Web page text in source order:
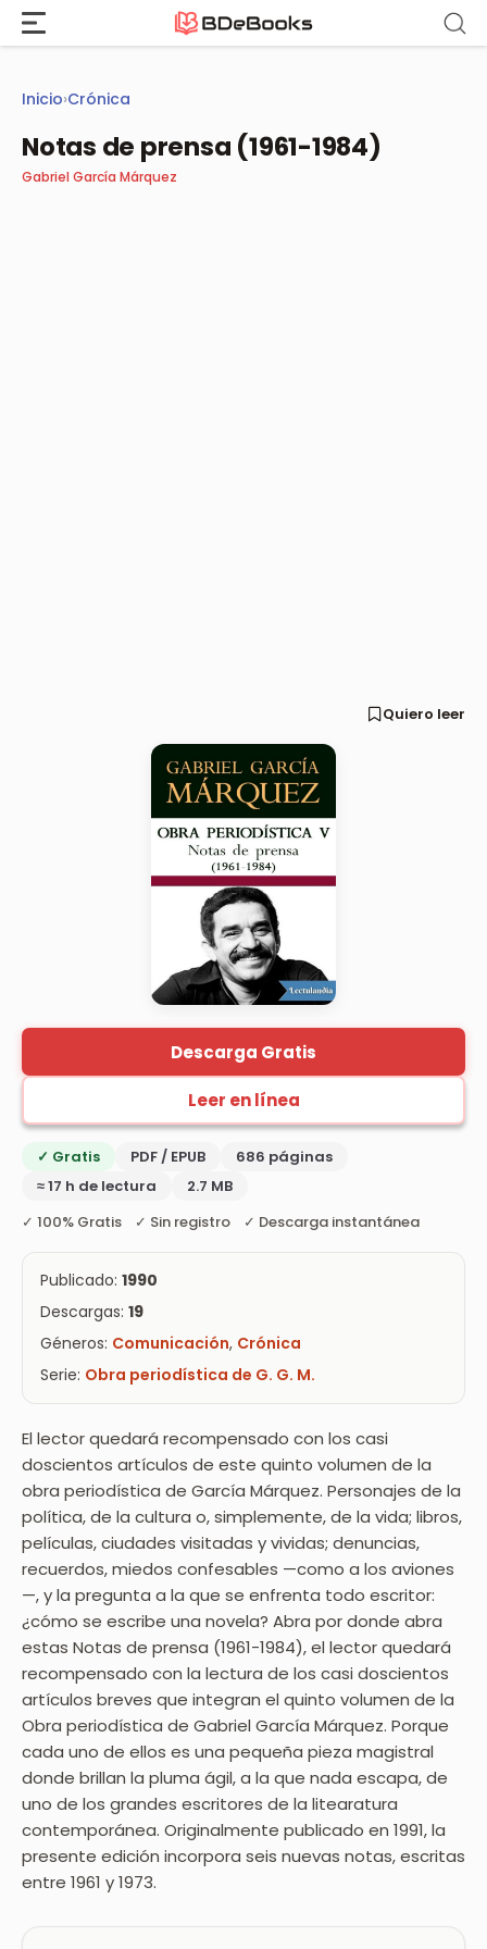
Saltar
contenido
Inicio›Crónica
Notas de prensa (1961-1984)
Gabriel García Márquez
Quiero leer
Descarga Gratis
Leer en línea
✓ Gratis PDF / EPUB
686 páginas
≈ 17 h de lectura
2.7 MB
✓ 100% Gratis ✓ Sin registro ✓ Descarga instantánea
Publicado: 1990
Descargas: 19
Géneros: Comunicación, Crónica
Serie: Obra periodística de G. G. M.
El lector quedará recompensado con los casi
doscientos artículos de este quinto volumen de la
obra periodística de García Márquez. Personajes de la
política, de la cultura o, simplemente, de la vida; libros,
películas, ciudades visitadas y vividas; denuncias,
recuerdos, miedos confesables —como a los aviones
—, y la pregunta a la que se enfrenta todo escritor:
¿cómo se escribe una novela? Abra por donde abra
estas Notas de prensa (1961-1984), el lector quedará
recompensado con la lectura de los casi doscientos
artículos breves que integran el quinto volumen de la
Obra periodística de Gabriel García Márquez. Porque
cada uno de ellos es una pequeña pieza magistral
donde brillan la pluma ágil, a la que nada escapa, de
uno de los grandes escritores de la litearatura
contemporánea. Originalmente publicado en 1991, la
presente edición incorpora seis nuevas notas, escritas
entre 1961 y 1973.